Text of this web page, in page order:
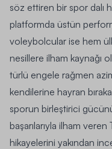
söz ettiren bir spor dalı
platformda üstün
voleybolcular ise hem
nesillere ilham kaynağı
türlü engele rağmen
kendilerine hayran
sporun birleştirici
başarılarıyla ilham
hikayelerini yakından